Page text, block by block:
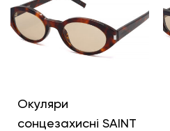
Окуляри
сонцезахисні SAINT